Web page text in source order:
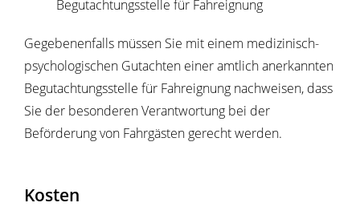
Begutachtungsstelle für Fahreignung
Gegebenenfalls müssen Sie mit einem medizinisch-
psychologischen Gutachten einer amtlich anerkannten
Begutachtungsstelle für Fahreignung nachweisen, dass
Sie der besonderen Verantwortung bei der
Beförderung von Fahrgästen gerecht werden.
Kosten